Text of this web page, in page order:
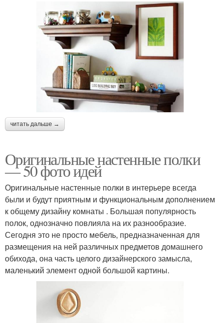
читать дальше →
Оригинальные настенные полки
— 50 фото идей
Оригинальные настенные полки в интерьере всегда
были и будут приятным и функциональным дополнением
к общему дизайну комнаты . Большая популярность
полок, однозначно повлияла на их разнообразие.
Сегодня это не просто мебель, предназначенная для
размещения на ней различных предметов домашнего
обихода, она часть целого дизайнерского замысла,
маленький элемент одной большой картины.